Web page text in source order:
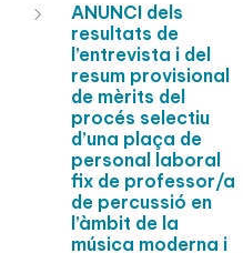
ANUNCI dels
resultats de
l’entrevista i del
resum provisional
de mèrits del
procés selectiu
d’una plaça de
personal laboral
fix de professor/a
de percussió en
l’àmbit de la
música moderna i